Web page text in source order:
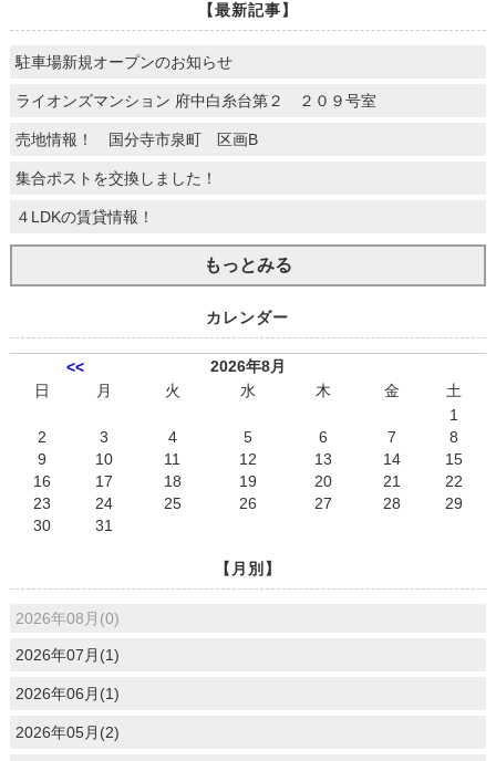
【最新記事】
駐車場新規オープンのお知らせ
ライオンズマンション 府中白糸台第２ ２０９号室
売地情報！ 国分寺市泉町 区画B
集合ポストを交換しました！
４LDKの賃貸情報！
もっとみる
カレンダー
<<
2026年8月
日
月 火 水 木 金
土
1
2
3 4 5 6 7
8
9
10 11 12 13 14
15
16
17 18 19 20 21
22
23
24 25 26 27 28
29
30
31
【月別】
2026年08月(0)
2026年07月(1)
2026年06月(1)
2026年05月(2)